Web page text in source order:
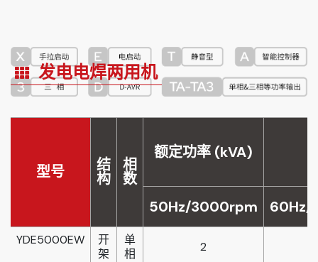
发电电焊两用机
型号 结
构
相
数
额定功率 (kVA)
50Hz/3000rpm 60Hz/
YDE5000EW
开
架
单
相
2